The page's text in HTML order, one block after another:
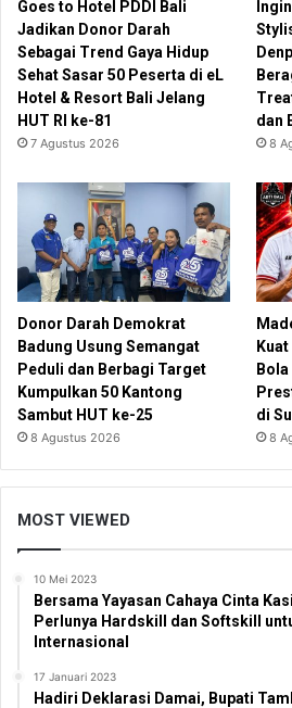
Goes to Hotel PDDI Bali
Jadikan Donor Darah
Sebagai Trend Gaya Hidup
Sehat Sasar 50 Peserta di eL
Hotel & Resort Bali Jelang
HUT RI ke-81
7 Agustus 2026
dan
8
Donor Darah Demokrat
Badung Usung Semangat
Peduli dan Berbagi Target
Kumpulkan 50 Kantong
Sambut HUT ke-25
8 Agustus 2026
di
8
MOST VIEWED
10 Mei 2023
Bersama Yayasan Cahaya Cinta
Perlunya Hardskill dan Softskill
Internasional
17 Januari 2023
Hadiri Deklarasi Damai, Bupati